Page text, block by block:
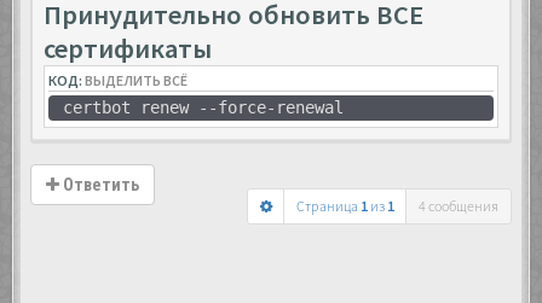
Принудительно обновить ВСЕ
сертификаты
КОД:ВЫДЕЛИТЬ ВСЁ
certbot renew --force-renewal
Ответить
Страница 1из 1 4 сообщения